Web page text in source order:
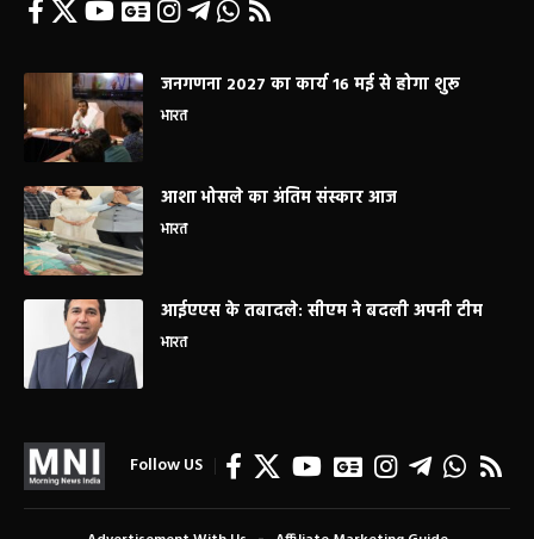
जनगणना 2027 का कार्य 16 मई से होगा शुरू
भारत
आशा भोसले का अंतिम संस्कार आज
भारत
आईएएस के तबादले: सीएम ने बदली अपनी टीम
भारत
Follow US